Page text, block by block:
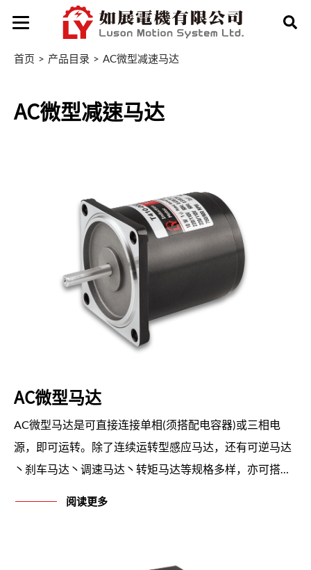
首页 产品目录 AC微型减速马达
AC微型减速马达
AC微型马达
AC微型马达是可直接连接单相(须搭配电容器)或三相电
源，即可运转。除了连续运转型感应马达，还有可逆马达
丶刹车马达丶调速马达丶转矩马达等规格多样，亦可搭配
阅读更多